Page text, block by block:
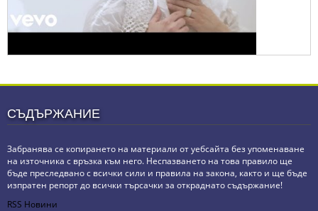
СЪДЪРЖАНИЕ
Забранява се копирането на материали от уебсайта без упоменаване
на източника с връзка към него. Неспазването на това правило ще
бъде преследвано с всички сили и правила на закона, както и ще бъде
изпратен репорт до всички търсачки за откраднато съдържание!
RSS Новини